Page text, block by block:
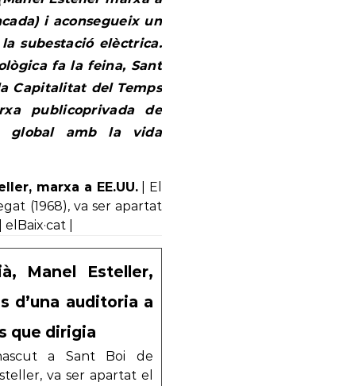
i aconsegueix un
subestació elèctrica.
fa la feina, Sant
Capitalitat del Temps
publicoprivada de
global amb la vida
marxa a EE.UU.| El
(1968), va ser apartat
|
Manel Esteller,
d’una auditoria a
que dirigia
a Sant Boi de
va ser apartat el